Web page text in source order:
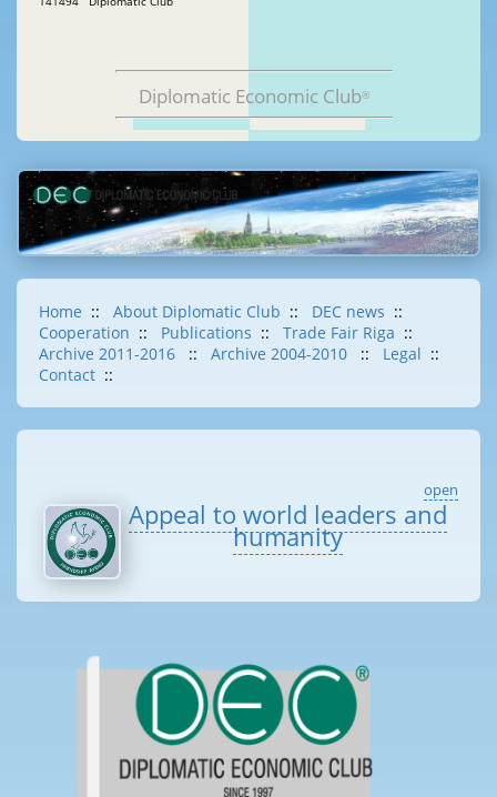
Diplomatic Economic Club®
Home :: About Diplomatic Club :: DEC news ::
Cooperation :: Publications :: Trade Fair Riga ::
Archive 2011-2016
:: Archive 2004-2010 :: Legal ::
Contact ::
open
Appeal to world leaders and
humanity